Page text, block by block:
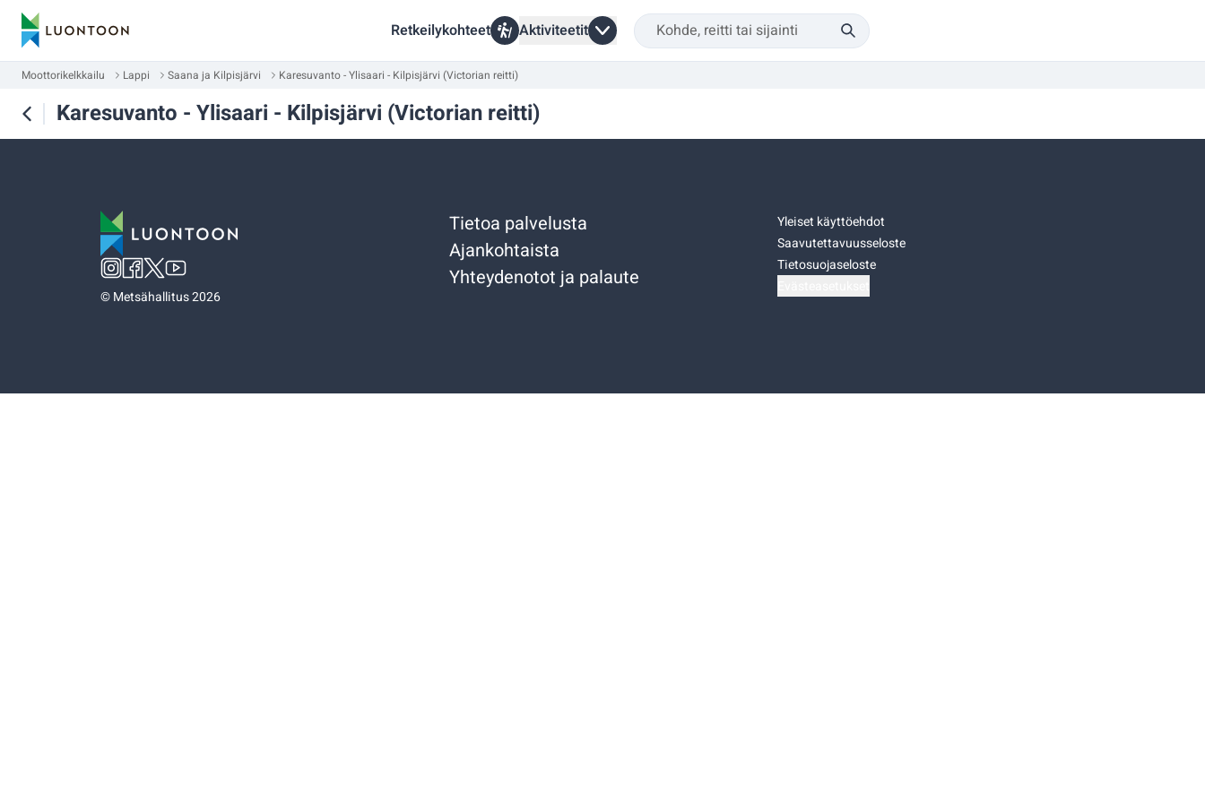
Retkeilykohteet Aktiviteetit
Moottorikelkkailu Lappi Saana ja Kilpisjärvi Karesuvanto - Ylisaari - Kilpisjärvi (Victorian reitti)
Karesuvanto - Ylisaari - Kilpisjärvi (Victorian reitti)
©Metsähallitus 2026
Tietoa palvelusta
Ajankohtaista
Yhteydenotot ja palaute
Yleiset käyttöehdot
Saavutettavuusseloste
Tietosuojaseloste